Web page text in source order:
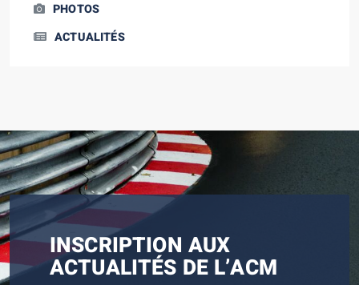
PHOTOS
ACTUALITÉS
INSCRIPTION AUX
ACTUALITÉS DE L’ACM